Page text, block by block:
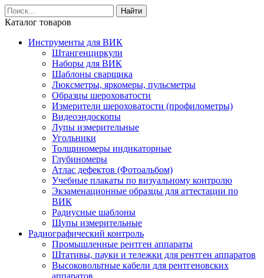
Найти
Каталог товаров
Инструменты для ВИК
Штангенциркули
Наборы для ВИК
Шаблоны сварщика
Люксметры, яркомеры, пульсметры
Образцы шероховатости
Измерители шероховатости (профилометры)
Видеоэндоскопы
Лупы измерительные
Угольники
Толщиномеры индикаторные
Глубиномеры
Атлас дефектов (Фотоальбом)
Учебные плакаты по визуальному контролю
Экзаменационные образцы для аттестации по
ВИК
Радиусные шаблоны
Щупы измерительные
Радиографический контроль
Промышленные рентген аппараты
Штативы, пауки и тележки для рентген аппаратов
Высоковольтные кабели для рентгеновских
аппаратов